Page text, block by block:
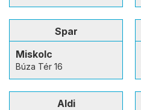
Spar
Miskolc
Búza Tér 16
Aldi